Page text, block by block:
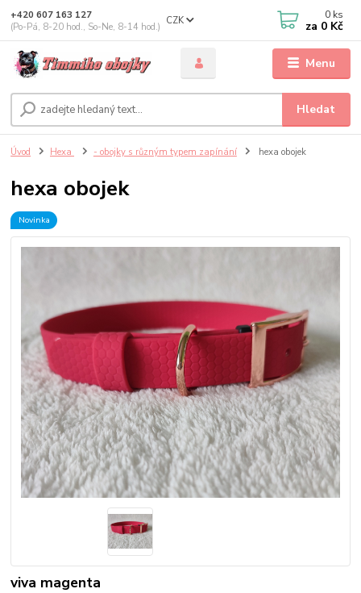
Menu
CZK
Hledat
+420 607 163 127
(Po-Pá, 8-20 hod., So-Ne, 8-14 hod.)
0 ks
za 0 Kč
Úvod Hexa - obojky s různým typem zapínání hexa obojek
hexa obojek
Novinka
viva magenta